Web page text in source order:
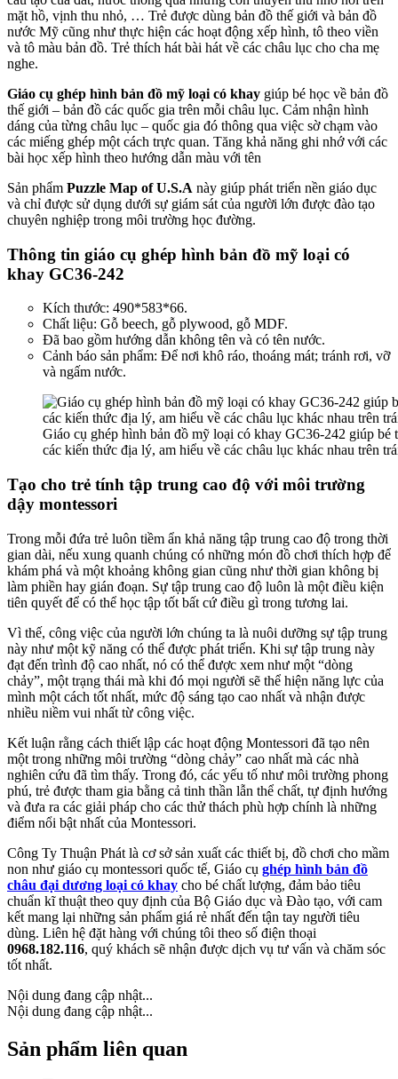
mặt hồ, vịnh thu nhỏ, … Trẻ được dùng bản đồ thế giới và bản đồ
nước Mỹ cũng như thực hiện các hoạt động xếp hình, tô theo viền
và tô màu bản đồ. Trẻ thích hát bài hát về các châu lục cho cha mẹ
nghe.
Giáo cụ ghép hình bản đồ mỹ loại có khay giúp bé học về bản đồ
thế giới – bản đồ các quốc gia trên mỗi châu lục. Cảm nhận hình
dáng của từng châu lục – quốc gia đó thông qua việc sờ chạm vào
các miếng ghép một cách trực quan. Tăng khả năng ghi nhớ với các
bài học xếp hình theo hướng dẫn màu với tên
Sản phẩm Puzzle Map of U.S.A này giúp phát triển nền giáo dục
và chỉ được sử dụng dưới sự giám sát của người lớn được đào tạo
chuyên nghiệp trong môi trường học đường.
Thông tin giáo cụ ghép hình bản đồ mỹ loại có
khay GC36-242
Kích thước: 490*583*66.
Chất liệu: Gỗ beech, gỗ plywood, gỗ MDF.
Đã bao gồm hướng dẫn không tên và có tên nước.
Cảnh báo sản phẩm: Để nơi khô ráo, thoáng mát; tránh rơi, vỡ
và ngấm nước.
Giáo cụ ghép hình bản đồ mỹ loại có khay GC36-242 giúp bé
các kiến thức địa lý, am hiểu về các châu lục khác nhau trên
Tạo cho trẻ tính tập trung cao độ với môi trường
dậy montessori
Trong mỗi đứa trẻ luôn tiềm ẩn khả năng tập trung cao độ trong thời
gian dài, nếu xung quanh chúng có những món đồ chơi thích hợp để
khám phá và một khoảng không gian cũng như thời gian không bị
làm phiền hay gián đoạn. Sự tập trung cao độ luôn là một điều kiện
tiên quyết để có thể học tập tốt bất cứ điều gì trong tương lai.
Vì thế, công việc của người lớn chúng ta là nuôi dưỡng sự tập trung
này như một kỹ năng có thể được phát triển. Khi sự tập trung này
đạt đến trình độ cao nhất, nó có thể được xem như một “dòng
chảy”, một trạng thái mà khi đó mọi người sẽ thể hiện năng lực của
mình một cách tốt nhất, mức độ sáng tạo cao nhất và nhận được
nhiều niềm vui nhất từ công việc.
Kết luận rằng cách thiết lập các hoạt động Montessori đã tạo nên
một trong những môi trường “dòng chảy” cao nhất mà các nhà
nghiên cứu đã tìm thấy. Trong đó, các yếu tố như môi trường phong
phú, trẻ được tham gia bằng cả tinh thần lẫn thể chất, tự định hướng
và đưa ra các giải pháp cho các thử thách phù hợp chính là những
điểm nổi bật nhất của Montessori.
Công Ty Thuận Phát là cơ sở sản xuất các thiết bị, đồ chơi cho mầm
non như giáo cụ montessori quốc tế, Giáo cụ ghép hình bản đồ
châu đại dương loại có khay cho bé chất lượng, đảm bảo tiêu
chuẩn kĩ thuật theo quy định của Bộ Giáo dục và Đào tạo, với cam
kết mang lại những sản phẩm giá rẻ nhất đến tận tay người tiêu
dùng. Liên hệ đặt hàng với chúng tôi theo số điện thoại
0968.182.116, quý khách sẽ nhận được dịch vụ tư vấn và chăm sóc
tốt nhất.
Nội dung đang cập nhật...
Nội dung đang cập nhật...
Sản phẩm liên quan